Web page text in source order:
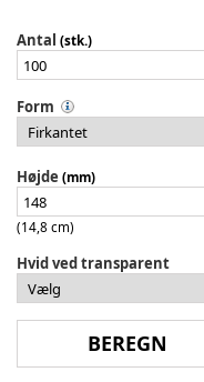
Antal (stk.)
Form
Højde (mm)
(14,8 cm)
Hvid ved transparent